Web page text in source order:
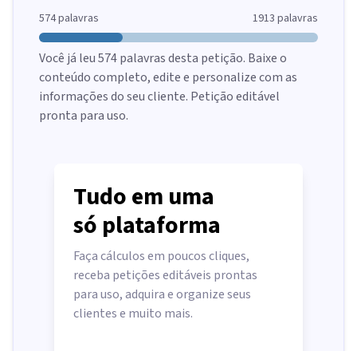
574palavras 1913 palavras
Você já leu574palavras desta petição. Baixe o
conteúdo completo, edite e personalize com as
informações do seu cliente. Petição editável
pronta para uso.
Tudo em uma
só plataforma
Faça cálculos em poucos cliques,
receba petições editáveis prontas
para uso, adquira e organize seus
clientes e muito mais.